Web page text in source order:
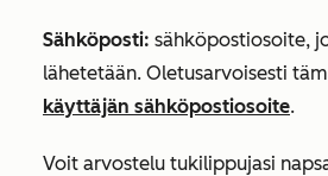
Sähköposti: sähköpostiosoite,
lähetetään. Oletusarvoisesti
käyttäjän sähköpostiosoite.
Voit arvostelu tukilippujasi